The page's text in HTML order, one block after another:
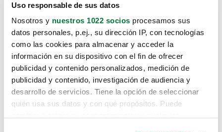
Uso responsable de sus datos
Nosotros y nuestros 1022 socios procesamos sus
datos personales, p.ej., su dirección IP, con tecnologías
como las cookies para almacenar y acceder la
información en su dispositivo con el fin de ofrecer
publicidad y contenido personalizados, medición de
publicidad y contenido, investigación de audiencia y
desarrollo de servicios. Tiene la opción de seleccionar
quién usa sus datos y con qué propósitos. Puede
Lo sentimos, no sabemos como
te hemos traido hasta aquí.
Pero puedes encontrar el coche que estás
buscando en alguno de estos enlaces: